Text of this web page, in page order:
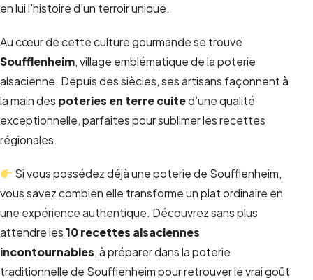
en lui l’histoire d’un terroir unique.
Au cœur de cette culture gourmande se trouve
Soufflenheim, village emblématique de la poterie
alsacienne. Depuis des siècles, ses artisans façonnent à
la main des poteries en terre cuited’une qualité
exceptionnelle, parfaites pour sublimer les recettes
régionales.
Si vous possédez déjà une poterie de Soufflenheim,
vous savez combien elle transforme un plat ordinaire en
une expérience authentique. Découvrez sans plus
attendre les10 recettes alsaciennes
incontournables, à préparer dans la poterie
traditionnelle de Soufflenheim pour retrouver le vrai goût